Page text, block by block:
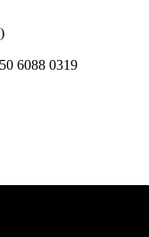
6088 0319